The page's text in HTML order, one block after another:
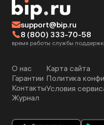
support@bip.ru
8 (800) 333-70-58
время работы службы
О нас
Гарантии
Контакты
Журнал
Карта сайта
Политика
Условия